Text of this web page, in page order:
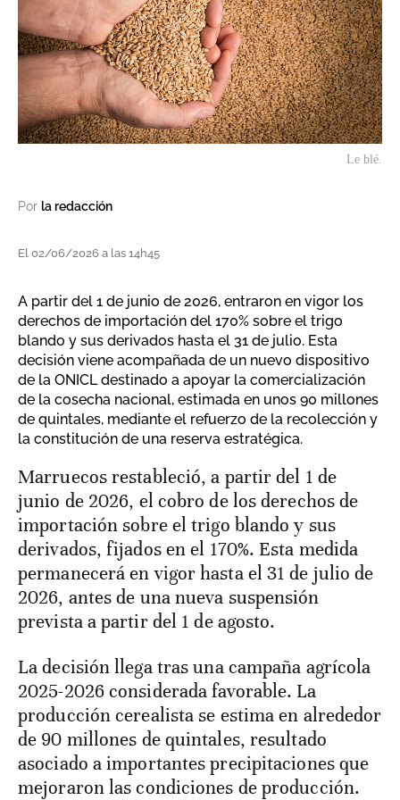
Le blé.
Por la redacción
El 02/06/2026 a las 14h45
A partir del 1 de junio de 2026, entraron en vigor los
derechos de importación del 170% sobre el trigo
blando y sus derivados hasta el 31 de julio. Esta
decisión viene acompañada de un nuevo dispositivo
de la ONICL destinado a apoyar la comercialización
de la cosecha nacional, estimada en unos 90 millones
de quintales, mediante el refuerzo de la recolección y
la constitución de una reserva estratégica.
Marruecos restableció, a partir del 1 de
junio de 2026, el cobro de los derechos de
importación sobre el trigo blando y sus
derivados, fijados en el 170%. Esta medida
permanecerá en vigor hasta el 31 de julio de
2026, antes de una nueva suspensión
prevista a partir del 1 de agosto.
La decisión llega tras una campaña agrícola
2025-2026 considerada favorable. La
producción cerealista se estima en alrededor
de 90 millones de quintales, resultado
asociado a importantes precipitaciones que
mejoraron las condiciones de producción.